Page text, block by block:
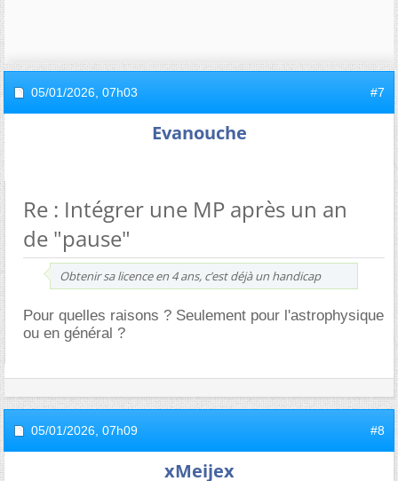
05/01/2026, 07h03 #7
Evanouche
Re : Intégrer une MP après un an
de "pause"
Obtenir sa licence en 4 ans, c’est déjà un handicap
Pour quelles raisons ? Seulement pour l'astrophysique
ou en général ?
05/01/2026, 07h09 #8
xMeijex